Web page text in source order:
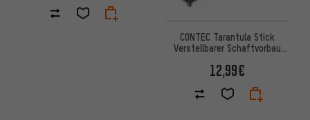
CONTEC Tarantula Stick
Verstellbarer Schaftvorbau
12,99€